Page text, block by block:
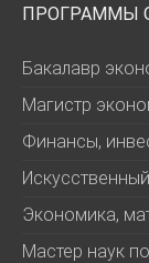
ПРОГРАММЫ
Бакалавр
Магистр
Финансы,
Экономика,
Мастер наук